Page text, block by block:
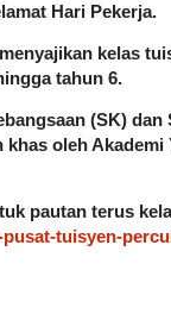
Hari Pekerja.
kelas
tahun 6.
(SK) dan
oleh
pautan terus
tuisyen-